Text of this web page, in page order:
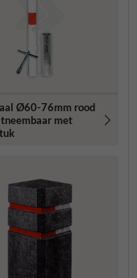
Ø60-76mm rood
met